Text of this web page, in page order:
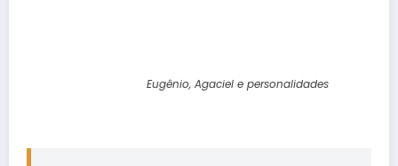
Eugênio, Agaciel e personalidades